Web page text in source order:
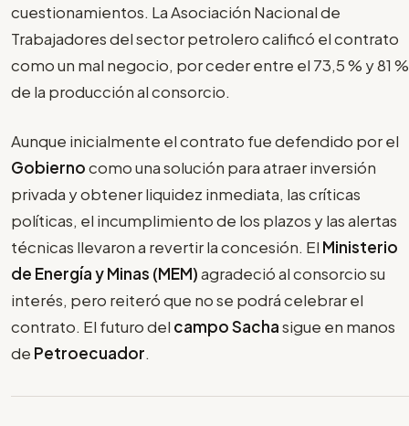
cuestionamientos. La Asociación Nacional de
Trabajadores del sector petrolero calificó el contrato
como un mal negocio, por ceder entre el 73,5 % y 81 %
de la producción al consorcio.
Aunque inicialmente el contrato fue defendido por el
Gobiernocomo una solución para atraer inversión
privada y obtener liquidez inmediata, las críticas
políticas, el incumplimiento de los plazos y las alertas
técnicas llevaron a revertir la concesión. El Ministerio
de Energía y Minas (MEM)agradeció al consorcio su
interés, pero reiteró que no se podrá celebrar el
contrato. El futuro del campo Sachasigue en manos
de Petroecuador.